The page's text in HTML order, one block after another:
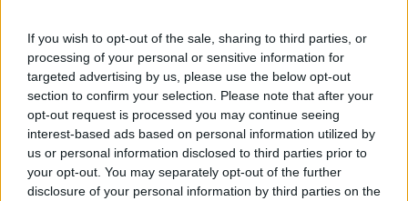
If you wish to opt-out of the sale, sharing to third parties, or
processing of your personal or sensitive information for
targeted advertising by us, please use the below opt-out
section to confirm your selection. Please note that after your
opt-out request is processed you may continue seeing
interest-based ads based on personal information utilized by
us or personal information disclosed to third parties prior to
your opt-out. You may separately opt-out of the further
disclosure of your personal information by third parties on the
Νέο Audi A2 e-tron με στόχο την κορυφή της αποδοτικότητας
Η Chery επενδύει 75 εκατ.
δολάρια στην KG Mobility
Ατρόμητος και Novibet
συνεχίζουν μαζί: Ανανέωση της
συνεργασίας τους μέχρι το
2028